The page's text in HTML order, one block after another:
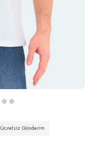
Ücretsiz Gönderim